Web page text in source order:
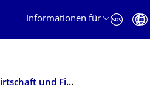
Informationen für
Online-Diskussionsreihe "60 Minuten: Corona, Wirtschaft und Finanzen"